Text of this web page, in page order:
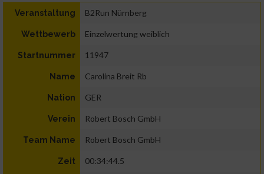
Veranstaltung B2Run Nürnberg
Wettbewerb Einzelwertung weiblich
Startnummer 11947
Name Carolina Breit Rb
Nation GER
Verein Robert Bosch GmbH
Team Name Robert Bosch GmbH
Zeit 00:34:44.5